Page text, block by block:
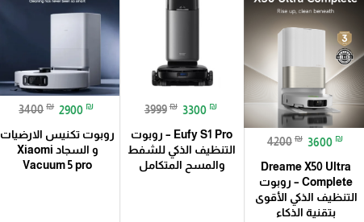
4200 ₪ 3600 ₪
Dreame X50 Ultra
Complete – روبوت
التنظيف الذكي الأقوى
بتقنية الذكاء
3999 ₪ 3300 ₪
Eufy S1 Pro – روبوت
التنظيف الذكي للشفط
والمسح المتكامل
3400 ₪ 2900 ₪
روبوت تكنيس الارضيات
و السجاد Xiaomi
Vacuum 5 pro